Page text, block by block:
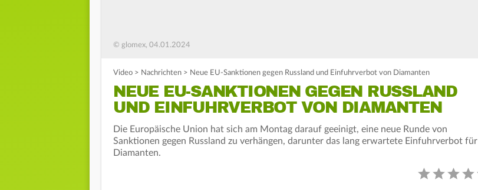
© glomex, 04.01.2024
Video > Nachrichten > Neue EU-Sanktionen gegen Russland und Einfuhrverbot von Diamanten
NEUE EU-SANKTIONEN GEGEN RUSSLAND
UND EINFUHRVERBOT VON DIAMANTEN
Die Europäische Union hat sich am Montag darauf geeinigt, eine neue Runde von
Sanktionen gegen Russland zu verhängen, darunter das lang erwartete Einfuhrverbot für
Diamanten.